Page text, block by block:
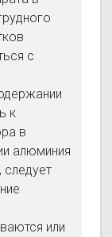
с
к
в
алюминия
следует
или